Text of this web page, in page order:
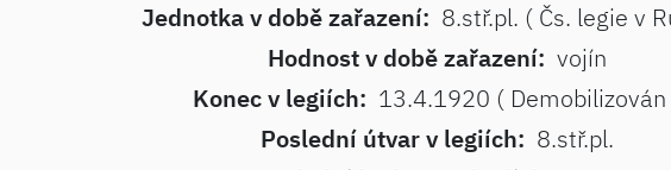
Jednotka v době zařazení: 8.stř.pl. ( Čs. legie v
Hodnost v době zařazení: vojín
Konec v legiích: 13.4.1920 ( Demobilizován
Poslední útvar v legiích: 8.stř.pl.